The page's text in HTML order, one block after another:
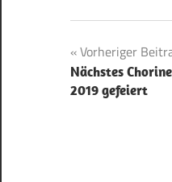
Vorheriger
Nächstes
2019 gefeiert